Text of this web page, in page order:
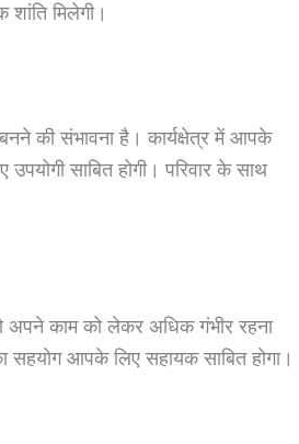
मिलेगी।
की संभावना है। कार्यक्षेत्र में आपके
साबित होगी। परिवार के साथ
अपने काम को लेकर अधिक गंभीर रहना
सहयोग आपके लिए सहायक साबित होगा।